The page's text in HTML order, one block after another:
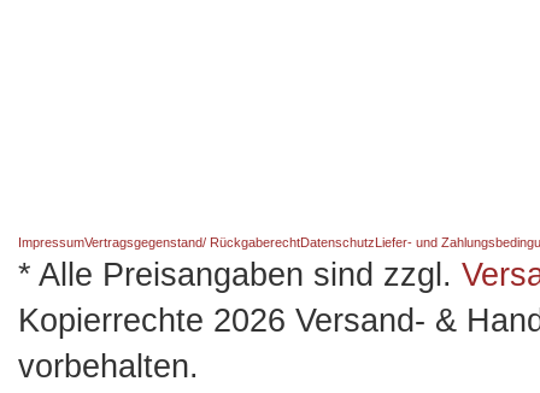
ImpressumVertragsgegenstand/ RückgaberechtDatenschutzLiefer- und
* Alle Preisangaben sind zzgl.
Kopierrechte 2026 Versand- &
vorbehalten.